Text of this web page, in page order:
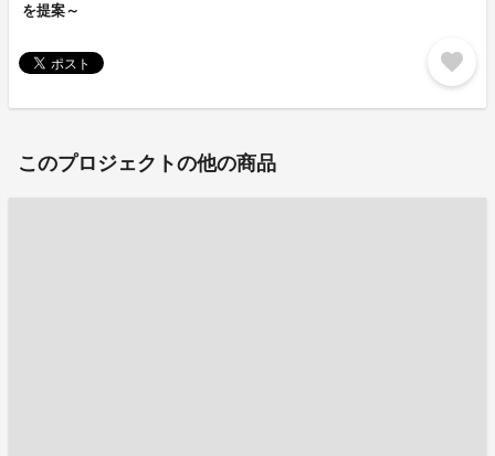
を提案～
favorite
このプロジェクトの他の商品